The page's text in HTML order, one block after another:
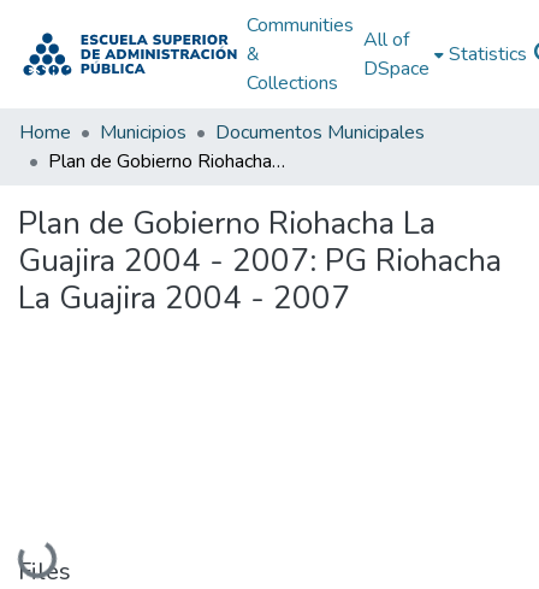
Communities
&
Collections
All of
DSpace
Statistics
Home Municipios
Documentos Municipales
Plan de Gobierno Riohacha La Guajira 2004 - 2007: PG Riohacha La Guajira 2004 - 2007
Plan de Gobierno Riohacha La
Guajira 2004 - 2007: PG Riohacha
La Guajira 2004 - 2007
Loading...
Files